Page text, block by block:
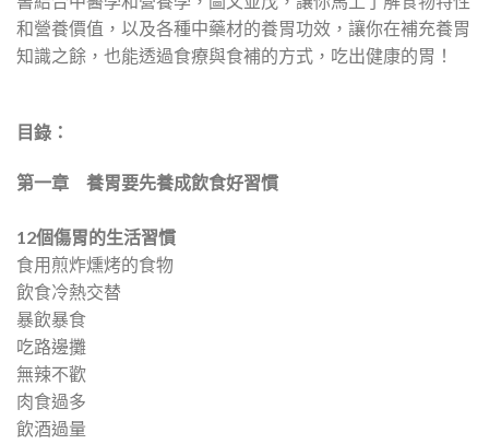
和營養價值，以及各種中藥材的養胃功效，讓你在補充養胃
知識之餘，也能透過食療與食補的方式，吃出健康的胃！
目錄：
第一章 養胃要先養成飲食好習慣
12個傷胃的生活習慣
食用煎炸燻烤的食物
飲食冷熱交替
暴飲暴食
吃路邊攤
無辣不歡
肉食過多
飲酒過量